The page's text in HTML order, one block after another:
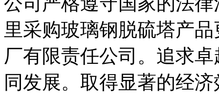
里采购玻璃钢脱硫塔产
厂有限责任公司。追求
同发展。取得显著的经